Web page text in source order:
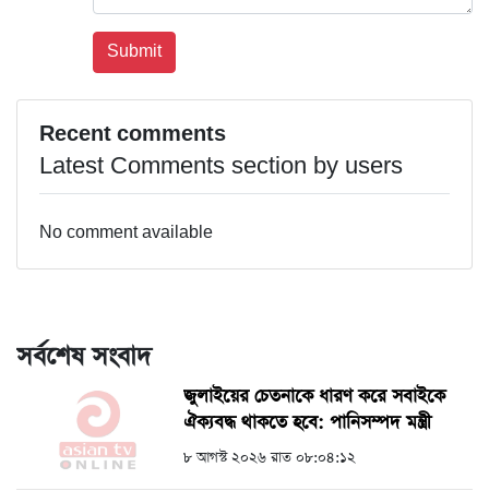
Recent comments
Latest Comments section by users
No comment available
সর্বশেষ সংবাদ
জুলাইয়ের চেতনাকে ধারণ করে সবাইকে
ঐক্যবদ্ধ থাকতে হবে: পানিসম্পদ মন্ত্রী
৮ আগস্ট ২০২৬ রাত ০৮:০৪:১২